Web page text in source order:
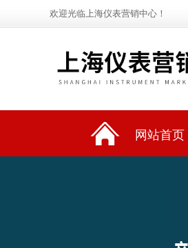
欢迎光临上海仪表营销中心！
网站首页